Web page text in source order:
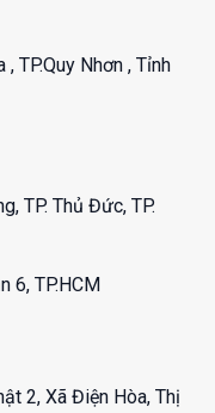
TP.Quy Nhơn , Tỉnh
TP. Thủ Đức, TP.
6, TP.HCM
2, Xã Điện Hòa, Thị